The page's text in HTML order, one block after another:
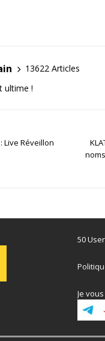
13622 Articles
ultime !
Live Réveillon
50
Je